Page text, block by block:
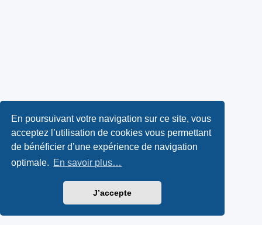
En poursuivant votre navigation sur ce site, vous
acceptez l’utilisation de cookies vous permettant
de bénéficier d’une expérience de navigation
optimale. En savoir plus…
J’accepte